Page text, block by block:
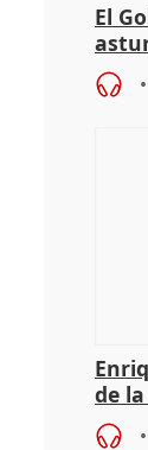
El
de